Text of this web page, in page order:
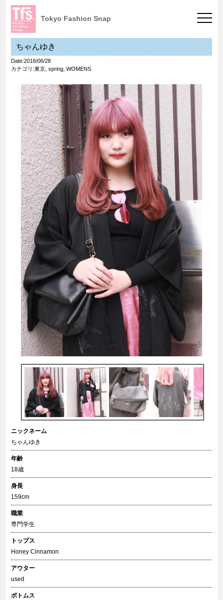
Tokyo Fashion Snap
ちゃんゆき
Date:2016/06/28
カテゴリ:東京, spring, WOMENS
ニックネーム
ちゃんゆき
年齢
18歳
身長
159cm
職業
専門学生
トップス
Honey Cinnamon
アウター
used
ボトムス